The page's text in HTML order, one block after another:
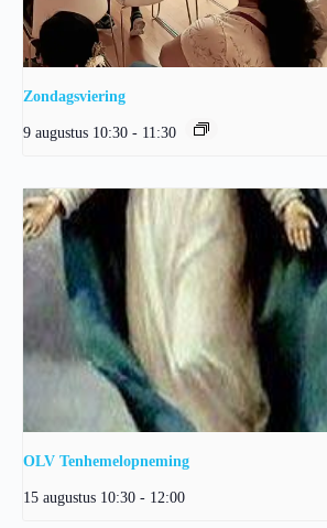
Zondagsviering
9 augustus 10:30 - 11:30
OLV Tenhemelopneming
15 augustus 10:30 - 12:00